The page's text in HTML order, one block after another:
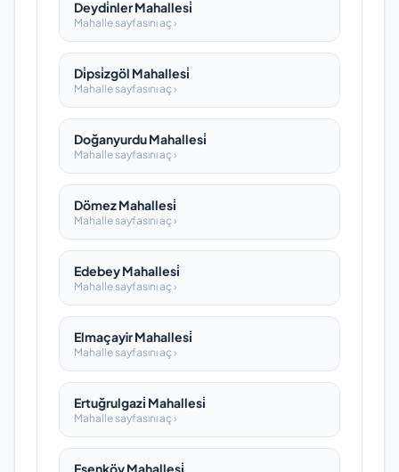
Deydi̇nler Mahallesi̇
Mahalle sayfasını aç ›
Di̇psi̇zgöl Mahallesi̇
Mahalle sayfasını aç ›
Doğanyurdu Mahallesi̇
Mahalle sayfasını aç ›
Dömez Mahallesi̇
Mahalle sayfasını aç ›
Edebey Mahallesi̇
Mahalle sayfasını aç ›
Elmaçayir Mahallesi̇
Mahalle sayfasını aç ›
Ertuğrulgazi̇ Mahallesi̇
Mahalle sayfasını aç ›
Esenköy Mahallesi̇